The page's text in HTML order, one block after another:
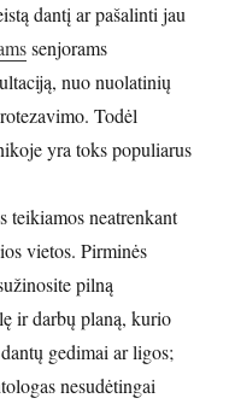
dantį ar pašalinti jau
senjorams
nuo nuolatinių
Todėl
yra toks populiarus
teikiamos neatrenkant
vietos. Pirminės
pilną
ir darbų planą, kurio
gedimai ar ligos;
nesudėtingai